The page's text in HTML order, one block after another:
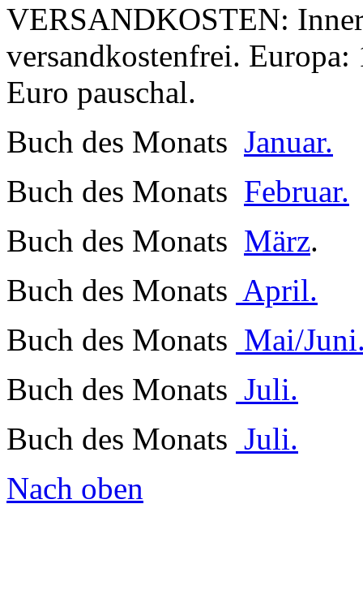
VERSANDKOSTEN:
versandkostenfrei.
Euro pauschal.
Buch des Monats Januar.
Buch des Monats Februar.
Buch des Monats März.
Buch des Monats April.
Buch des Monats Mai/
Buch des Monats Juli.
Buch des Monats Juli.
Nach oben